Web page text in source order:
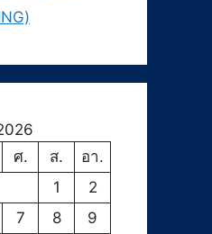
ศ. ส.
อา.
1
2
7 8
9